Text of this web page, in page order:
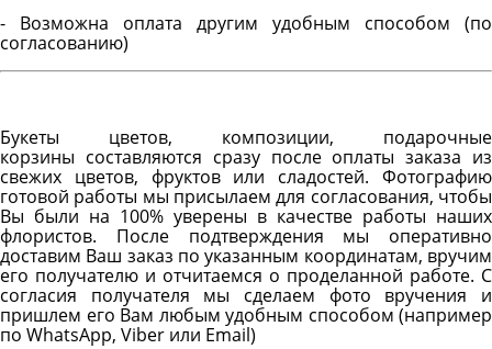
- Возможна оплата другим удобным способом (по
согласованию)
Букеты цветов, композиции, подарочные
корзины составляются сразу после оплаты заказа из
свежих цветов, фруктов или сладостей. Фотографию
готовой работы мы присылаем для согласования, чтобы
Вы были на 100% уверены в качестве работы наших
флористов. После подтверждения мы оперативно
доставим Ваш заказ по указанным координатам, вручим
его получателю и отчитаемся о проделанной работе. С
согласия получателя мы сделаем фото вручения и
пришлем его Вам любым удобным способом (например
по WhatsApp, Viber или Email)